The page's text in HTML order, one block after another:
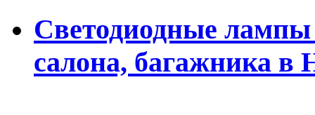
Светодиодные лампы
салона, багажника в